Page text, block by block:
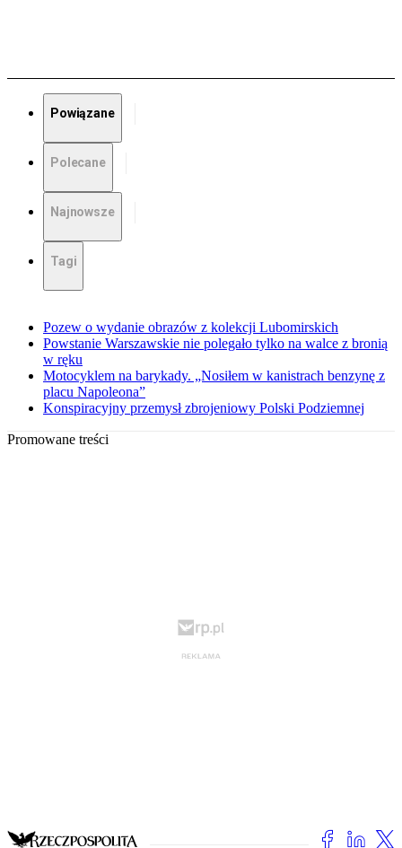
Powiązane
Polecane
Najnowsze
Tagi
Pozew o wydanie obrazów z kolekcji Lubomirskich
Powstanie Warszawskie nie polegało tylko na walce z bronią
w ręku
Motocyklem na barykady. „Nosiłem w kanistrach benzynę z
placu Napoleona”
Konspiracyjny przemysł zbrojeniowy Polski Podziemnej
Promowane treści